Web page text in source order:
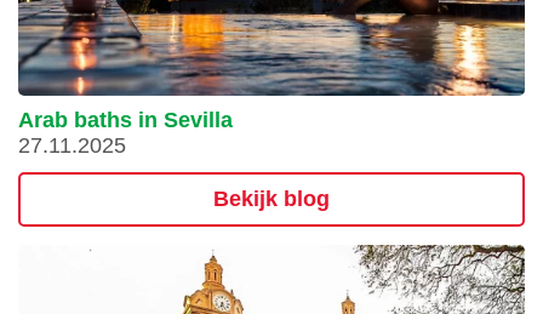
Arab baths in Sevilla
27.11.2025
Bekijk blog